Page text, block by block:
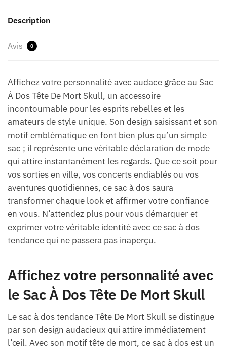
Description
Avis 0
Affichez votre personnalité avec audace grâce au Sac
À Dos Tête De Mort Skull, un accessoire
incontournable pour les esprits rebelles et les
amateurs de style unique. Son design saisissant et son
motif emblématique en font bien plus qu’un simple
sac ; il représente une véritable déclaration de mode
qui attire instantanément les regards. Que ce soit pour
vos sorties en ville, vos concerts endiablés ou vos
aventures quotidiennes, ce sac à dos saura
transformer chaque look et affirmer votre confiance
en vous. N’attendez plus pour vous démarquer et
exprimer votre véritable identité avec ce sac à dos
tendance qui ne passera pas inaperçu.
Affichez votre personnalité avec
le Sac À Dos Tête De Mort Skull
Le sac à dos tendance Tête De Mort Skull se distingue
par son design audacieux qui attire immédiatement
l’œil. Avec son motif tête de mort, ce sac à dos est un